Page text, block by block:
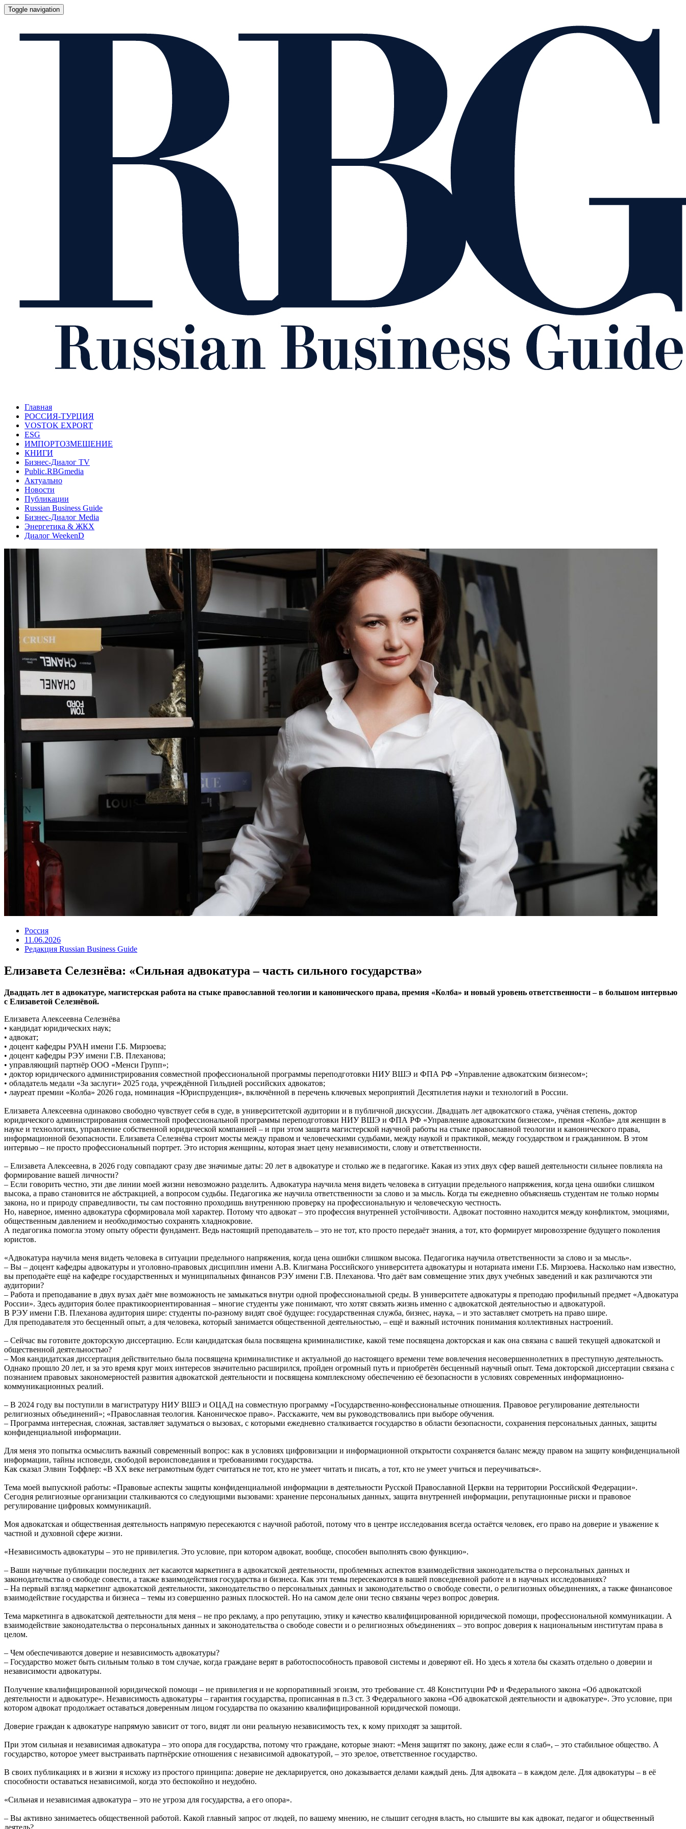
Toggle navigation
Главная
РОССИЯ-ТУРЦИЯ
VOSTOK EXPORT
ESG
ИМПОРТОЗМЕЩЕНИЕ
КНИГИ
Бизнес-Диалог TV
Public.RBGmedia
Актуально
Новости
Публикации
Russian Business Guide
Бизнес-Диалог Media
Энергетика & ЖКХ
Диалог WeekenD
Россия
11.06.2026
Редакция Russian Business Guide
Елизавета Селезнёва: «Сильная адвокатура – часть сильного государства»
Двадцать лет в адвокатуре, магистерская работа на стыке православной теологии и канонического права, премия «Колба» и новый уровень ответственности – в большом интервью
с Елизаветой Селезнёвой.
Елизавета Алексеевна Селезнёва
• кандидат юридических наук;
• адвокат;
• доцент кафедры РУАН имени Г.Б. Мирзоева;
• доцент кафедры РЭУ имени Г.В. Плеханова;
• управляющий партнёр ООО «Менси Групп»;
• доктор юридического администрирования совместной профессиональной программы переподготовки НИУ ВШЭ и ФПА РФ «Управление адвокатским бизнесом»;
• обладатель медали «За заслуги» 2025 года, учреждённой Гильдией российских адвокатов;
• лауреат премии «Колба» 2026 года, номинация «Юриспруденция», включённой в перечень ключевых мероприятий Десятилетия науки и технологий в России.
Елизавета Алексеевна одинаково свободно чувствует себя в суде, в университетской аудитории и в публичной дискуссии. Двадцать лет адвокатского стажа, учёная степень, доктор
юридического администрирования совместной профессиональной программы переподготовки НИУ ВШЭ и ФПА РФ «Управление адвокатским бизнесом», премия «Колба» для женщин в
науке и технологиях, управление собственной юридической компанией – и при этом защита магистерской научной работы на стыке православной теологии и канонического права,
информационной безопасности. Елизавета Селезнёва строит мосты между правом и человеческими судьбами, между наукой и практикой, между государством и гражданином. В этом
интервью – не просто профессиональный портрет. Это история женщины, которая знает цену независимости, слову и ответственности.
– Елизавета Алексеевна, в 2026 году совпадают сразу две значимые даты: 20 лет в адвокатуре и столько же в педагогике. Какая из этих двух сфер вашей деятельности сильнее повлияла на
формирование вашей личности?
– Если говорить честно, эти две линии моей жизни невозможно разделить. Адвокатура научила меня видеть человека в ситуации предельного напряжения, когда цена ошибки слишком
высока, а право становится не абстракцией, а вопросом судьбы. Педагогика же научила ответственности за слово и за мысль. Когда ты ежедневно объясняешь студентам не только нормы
закона, но и природу справедливости, ты сам постоянно проходишь внутреннюю проверку на профессиональную и человеческую честность.
Но, наверное, именно адвокатура сформировала мой характер. Потому что адвокат – это профессия внутренней устойчивости. Адвокат постоянно находится между конфликтом, эмоциями,
общественным давлением и необходимостью сохранять хладнокровие.
А педагогика помогла этому опыту обрести фундамент. Ведь настоящий преподаватель – это не тот, кто просто передаёт знания, а тот, кто формирует мировоззрение будущего поколения
юристов.
«Адвокатура научила меня видеть человека в ситуации предельного напряжения, когда цена ошибки слишком высока. Педагогика научила ответственности за слово и за мысль».
– Вы – доцент кафедры адвокатуры и уголовно-правовых дисциплин имени А.В. Клигмана Российского университета адвокатуры и нотариата имени Г.Б. Мирзоева. Насколько нам известно,
вы преподаёте ещё на кафедре государственных и муниципальных финансов РЭУ имени Г.В. Плеханова. Что даёт вам совмещение этих двух учебных заведений и как различаются эти
аудитории?
– Работа и преподавание в двух вузах даёт мне возможность не замыкаться внутри одной профессиональной среды. В университете адвокатуры я преподаю профильный предмет «Адвокатура
России». Здесь аудитория более практикоориентированная – многие студенты уже понимают, что хотят связать жизнь именно с адвокатской деятельностью и адвокатурой.
В РЭУ имени Г.В. Плеханова аудитория шире: студенты по-разному видят своё будущее: государственная служба, бизнес, наука, – и это заставляет смотреть на право шире.
Для преподавателя это бесценный опыт, а для человека, который занимается общественной деятельностью, – ещё и важный источник понимания коллективных настроений.
– Сейчас вы готовите докторскую диссертацию. Если кандидатская была посвящена криминалистике, какой теме посвящена докторская и как она связана с вашей текущей адвокатской и
общественной деятельностью?
– Моя кандидатская диссертация действительно была посвящена криминалистике и актуальной до настоящего времени теме вовлечения несовершеннолетних в преступную деятельность.
Однако прошло 20 лет, и за это время круг моих интересов значительно расширился, пройден огромный путь и приобретён бесценный научный опыт. Тема докторской диссертации связана с
познанием правовых закономерностей развития адвокатской деятельности и посвящена комплексному обеспечению её безопасности в условиях современных информационно-
коммуникационных реалий.
– В 2024 году вы поступили в магистратуру НИУ ВШЭ и ОЦАД на совместную программу «Государственно-конфессиональные отношения. Правовое регулирование деятельности
религиозных объединений»; «Православная теология. Каноническое право». Расскажите, чем вы руководствовались при выборе обучения.
– Программа интересная, сложная, заставляет задуматься о вызовах, с которыми ежедневно сталкивается государство в области безопасности, сохранения персональных данных, защиты
конфиденциальной информации.
Для меня это попытка осмыслить важный современный вопрос: как в условиях цифровизации и информационной открытости сохраняется баланс между правом на защиту конфиденциальной
информации, тайны исповеди, свободой вероисповедания и требованиями государства.
Как сказал Элвин Тоффлер: «В XX веке неграмотным будет считаться не тот, кто не умеет читать и писать, а тот, кто не умеет учиться и переучиваться».
Тема моей выпускной работы: «Правовые аспекты защиты конфиденциальной информации в деятельности Русской Православной Церкви на территории Российской Федерации».
Сегодня религиозные организации сталкиваются со следующими вызовами: хранение персональных данных, защита внутренней информации, репутационные риски и правовое
регулирование цифровых коммуникаций.
Моя адвокатская и общественная деятельность напрямую пересекаются с научной работой, потому что в центре исследования всегда остаётся человек, его право на доверие и уважение к
частной и духовной сфере жизни.
«Независимость адвокатуры – это не привилегия. Это условие, при котором адвокат, вообще, способен выполнять свою функцию».
– Ваши научные публикации последних лет касаются маркетинга в адвокатской деятельности, проблемных аспектов взаимодействия законодательства о персональных данных и
законодательства о свободе совести, а также взаимодействия государства и бизнеса. Как эти темы пересекаются в вашей повседневной работе и в научных исследованиях?
– На первый взгляд маркетинг адвокатской деятельности, законодательство о персональных данных и законодательство о свободе совести, о религиозных объединениях, а также финансовое
взаимодействие государства и бизнеса – темы из совершенно разных плоскостей. Но на самом деле они тесно связаны через вопрос доверия.
Тема маркетинга в адвокатской деятельности для меня – не про рекламу, а про репутацию, этику и качество квалифицированной юридической помощи, профессиональной коммуникации. А
взаимодействие законодательства о персональных данных и законодательства о свободе совести и о религиозных объединениях – это вопрос доверия к национальным институтам права в
целом.
– Чем обеспечиваются доверие и независимость адвокатуры?
– Государство может быть сильным только в том случае, когда граждане верят в работоспособность правовой системы и доверяют ей. Но здесь я хотела бы сказать отдельно о доверии и
независимости адвокатуры.
Получение квалифицированной юридической помощи – не привилегия и не корпоративный эгоизм, это требование ст. 48 Конституции РФ и Федерального закона «Об адвокатской
деятельности и адвокатуре». Независимость адвокатуры – гарантия государства, прописанная в п.3 ст. 3 Федерального закона «Об адвокатской деятельности и адвокатуре». Это условие, при
котором адвокат продолжает оставаться доверенным лицом государства по оказанию квалифицированной юридической помощи.
Доверие граждан к адвокатуре напрямую зависит от того, видят ли они реальную независимость тех, к кому приходят за защитой.
При этом сильная и независимая адвокатура – это опора для государства, потому что граждане, которые знают: «Меня защитят по закону, даже если я слаб», – это стабильное общество. А
государство, которое умеет выстраивать партнёрские отношения с независимой адвокатурой, – это зрелое, ответственное государство.
В своих публикациях и в жизни я исхожу из простого принципа: доверие не декларируется, оно доказывается делами каждый день. Для адвоката – в каждом деле. Для адвокатуры – в её
способности оставаться независимой, когда это беспокойно и неудобно.
«Сильная и независимая адвокатура – это не угроза для государства, а его опора».
– Вы активно занимаетесь общественной работой. Какой главный запрос от людей, по вашему мнению, не слышит сегодня власть, но слышите вы как адвокат, педагог и общественный
деятель?